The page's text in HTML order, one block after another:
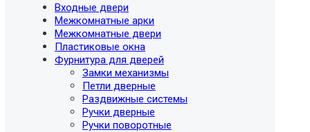
Входные двери
Межкомнатные арки
Межкомнатные двери
Пластиковые окна
Фурнитура для дверей
Замки механизмы
Петли дверные
Раздвижные системы
Ручки дверные
Ручки поворотные